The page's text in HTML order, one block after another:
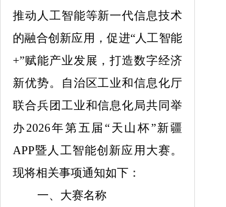
推动人工智能等新一代信息技术
的融合创新应用，促进“人工智能
+”赋能产业发展，打造数字经济
新优势。自治区工业和信息化厅
联合兵团工业和信息化局共同举
办2026年第五届“天山杯”新疆
APP暨人工智能创新应用大赛。
现将相关事项通知如下：
一、大赛名称